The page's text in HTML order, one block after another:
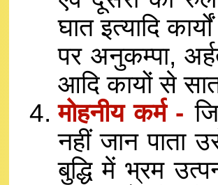
घात इत्यादि
पर अनुकम्पा,
आदि कायों से
मोहनीय कर्म -
नहीं जान पाता
बुद्धि में भ्रम